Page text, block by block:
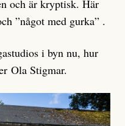
och är kryptisk. Här
”något med gurka” .
i byn nu, hur
Ola Stigmar.